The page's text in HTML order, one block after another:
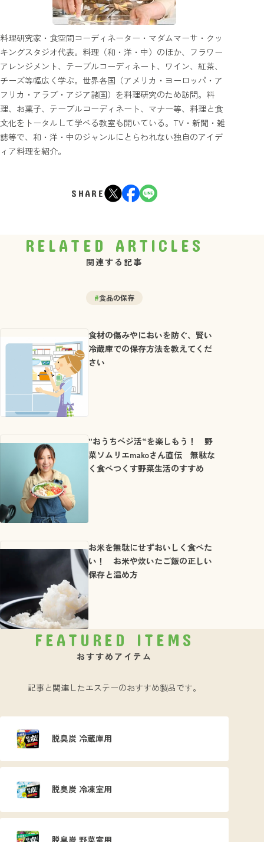
料理研究家・食空間コーディネーター・マダムマーサ・クッ
キングスタジオ代表。料理（和・洋・中）のほか、フラワー
アレンジメント、テーブルコーディネート、ワイン、紅茶、
チーズ等幅広く学ぶ。世界各国（アメリカ・ヨーロッパ・ア
フリカ・アラブ・アジア諸国）を料理研究のため訪問。料
理、お菓子、テーブルコーディネート、マナー等、料理と食
文化をトータルして学べる教室も開いている。TV・新聞・雑
誌等で、和・洋・中のジャンルにとらわれない独自のアイデ
ィア料理を紹介。
SHARE
RELATED ARTICLES
関連する記事
#食品の保存
食材の傷みやにおいを防ぐ、賢い
冷蔵庫での保存方法を教えてくだ
さい
‟おうちベジ活“を楽しもう！ 野
菜ソムリエmakoさん直伝 無駄な
く食べつくす野菜生活のすすめ
お米を無駄にせずおいしく食べた
い！ お米や炊いたご飯の正しい
保存と温め方
FEATURED ITEMS
おすすめアイテム
記事と関連したエステーのおすすめ製品です。
脱臭炭 冷蔵庫用
脱臭炭 冷凍室用